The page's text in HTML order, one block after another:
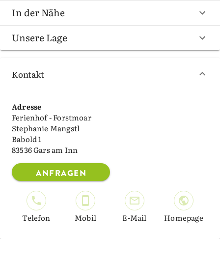
In der Nähe
Unsere Lage
Kontakt
Adresse
Ferienhof - Forstmoar
Stephanie Mangstl
Babold 1
83536 Gars am Inn
ANFRAGEN
Telefon Mobil E-Mail Homepage